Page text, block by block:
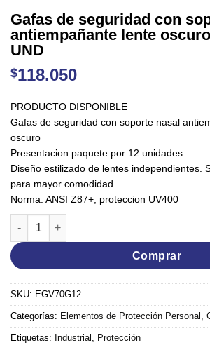
Gafas de seguridad con
antiempañante lente
UND
$118.050
PRODUCTO DISPONIBLE
Gafas de seguridad con soporte nasal
oscuro
Presentacion paquete por 12 unidades
Diseño estilizado de lentes independientes.
para mayor comodidad.
Norma: ANSI Z87+, proteccion UV400
Gafas de seguridad con soporte nasal
Comprar
SKU: EGV70G12
Categorías: Elementos de Protección Personal ,
Etiquetas: Industrial , Protección